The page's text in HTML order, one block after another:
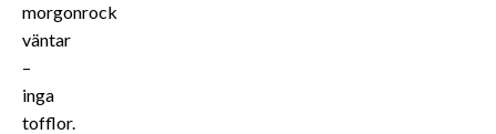
morgonrock
väntar
–
inga
tofflor.